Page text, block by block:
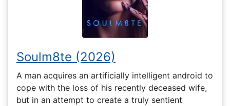
Soulm8te (2026)
A man acquires an artificially intelligent android to
cope with the loss of his recently deceased wife,
but in an attempt to create a truly sentient